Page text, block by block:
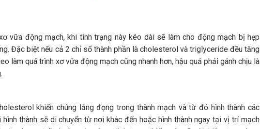
vữa động mạch, khi tình trạng này kéo dài sẽ làm cho động mạch bị hẹp
Đặc biệt nếu cả 2 chỉ số thành phần là cholesterol và triglyceride đều tăng
làm quá trình xơ vữa động mạch cũng nhanh hơn, hậu quả phải gánh chịu là
khiến chúng lắng đọng trong thành mạch và từ đó hình thành các
thành sẽ di chuyển từ nơi khác đến hoặc hình thành ngay tại vị trí mạch